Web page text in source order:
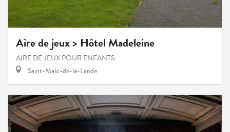
Aire de jeux > Hôtel Madeleine
AIRE DE JEUX POUR ENFANTS
Saint-Malo-de-la-Lande